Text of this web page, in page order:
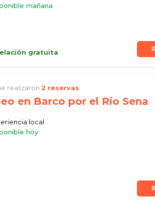
mañana
gratuita
realizaron 2 reservas
en Barco por el Río Sena
local
hoy